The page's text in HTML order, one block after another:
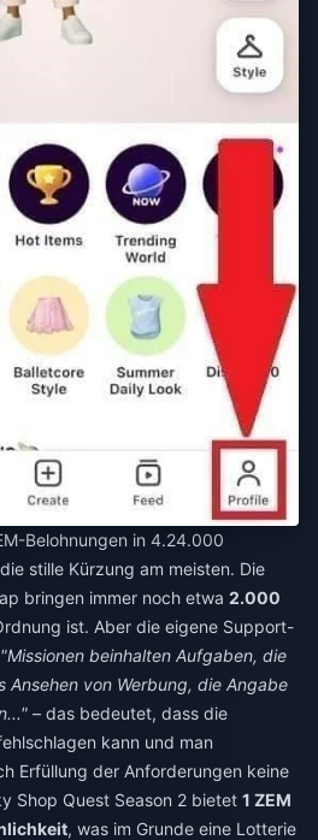
Belohnungen in 4.24.000
stille Kürzung am meisten. Die
bringen immer noch etwa 2.000
ist. Aber die eigene Support-
"Missionen beinhalten Aufgaben, die
Ansehen von Werbung, die Angabe
– das bedeutet, dass die
kann und man
Erfüllung der Anforderungen keine
Shop Quest Season 2 bietet 1 ZEM
, was im Grunde eine Lotterie